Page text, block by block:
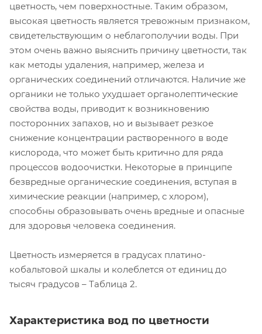
цветность, чем поверхностные. Таким образом,
высокая цветность является тревожным признаком,
свидетельствующим о неблагополучии воды. При
этом очень важно выяснить причину цветности, так
как методы удаления, например, железа и
органических соединений отличаются. Наличие же
органики не только ухудшает органолептические
свойства воды, приводит к возникновению
посторонних запахов, но и вызывает резкое
снижение концентрации растворенного в воде
кислорода, что может быть критично для ряда
процессов водоочистки. Некоторые в принципе
безвредные органические соединения, вступая в
химические реакции (например, с хлором),
способны образовывать очень вредные и опасные
для здоровья человека соединения.
Цветность измеряется в градусах платино-
кобальтовой шкалы и колеблется от единиц до
тысяч градусов – Таблица 2.
Характеристика вод по цветности